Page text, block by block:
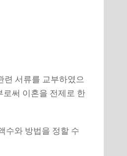
련 서류를 교부하였으
로써 이혼을 전제로 한
수와 방법을 정할 수